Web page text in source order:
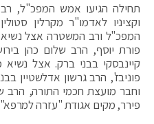
תחילה הגיעו אמש המפכ"ל,
וקציניו לאדמו"ר מקרלין
המפכ"ל ורב המשטרה אצל
פורת יוסף, הרב שלום כהן
קיינבסקי בבני ברק. אצל
פוניבז', הרב גרשון אדלשטיין
וחבר מועצת חכמי התורה, הרב
פירר, מקים אגודת "עזרה